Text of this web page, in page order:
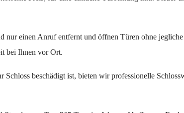
nur einen Anruf entfernt und öffnen Türen ohne
bei Ihnen vor Ort.
beschädigt ist, bieten wir professionelle